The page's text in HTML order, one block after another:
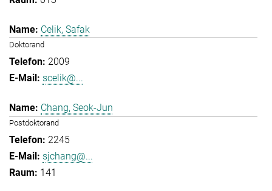
Celik, Safak
Doktorand
2009
scelik@...
Chang, Seok-Jun
Postdoktorand
2245
sjchang@...
141